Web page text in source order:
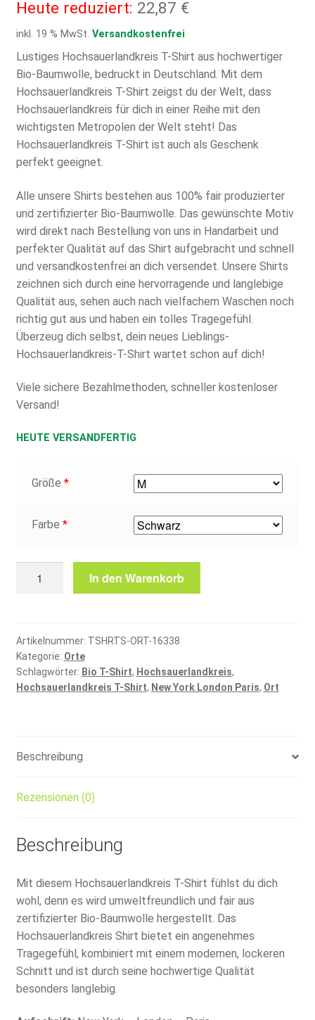
Preis
26,90 €
Heute reduziert: 22,87 €Aktueller
ist:
22,87 €.
inkl. 19 % MwSt. Versandkostenfrei
Lustiges Hochsauerlandkreis T-Shirt aus hochwertiger
Bio-Baumwolle, bedruckt in Deutschland. Mit dem
Hochsauerlandkreis T-Shirt zeigst du der Welt, dass
Hochsauerlandkreis für dich in einer Reihe mit den
wichtigsten Metropolen der Welt steht! Das
Hochsauerlandkreis T-Shirt ist auch als Geschenk
perfekt geeignet.
Alle unsere Shirts bestehen aus 100% fair produzierter
und zertifizierter Bio-Baumwolle. Das gewünschte Motiv
wird direkt nach Bestellung von uns in Handarbeit und
perfekter Qualität auf das Shirt aufgebracht und schnell
und versandkostenfrei an dich versendet. Unsere Shirts
zeichnen sich durch eine hervorragende und langlebige
Qualität aus, sehen auch nach vielfachem Waschen noch
richtig gut aus und haben ein tolles Tragegefühl.
Überzeug dich selbst, dein neues Lieblings-
Hochsauerlandkreis-T-Shirt wartet schon auf dich!
Viele sichere Bezahlmethoden, schneller kostenloser
Versand!
HEUTE VERSANDFERTIG
Größe *
Farbe *
In den Warenkorb
Artikelnummer: TSHRTS-ORT-16338
Kategorie: Orte
Schlagwörter: Bio T-Shirt, Hochsauerlandkreis,
Hochsauerlandkreis T-Shirt, New York London Paris, Ort
Beschreibung
Rezensionen (0)
Beschreibung
Mit diesem Hochsauerlandkreis T-Shirt fühlst du dich
wohl, denn es wird umweltfreundlich und fair aus
zertifizierter Bio-Baumwolle hergestellt. Das
Hochsauerlandkreis Shirt bietet ein angenehmes
Tragegefühl, kombiniert mit einem modernen, lockeren
Schnitt und ist durch seine hochwertige Qualität
besonders langlebig.